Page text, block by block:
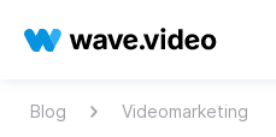
Blog Videomarketing